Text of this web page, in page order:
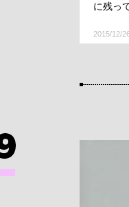
に残っ
2015/12/